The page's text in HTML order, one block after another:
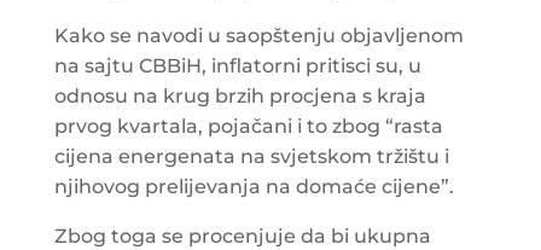
Kako se navodi u saopštenju objavljenom
na sajtu CBBiH, inflatorni pritisci su, u
odnosu na krug brzih procjena s kraja
prvog kvartala, pojačani i to zbog “rasta
cijena energenata na svjetskom tržištu i
njihovog prelijevanja na domaće cijene”.
Zbog toga se procenjuje da bi ukupna